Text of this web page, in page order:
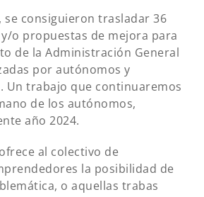
se consiguieron trasladar 36
o propuestas de mejora para
de la Administración General
por autónomos y
Un trabajo que continuaremos
de los autónomos,
año 2024.
al colectivo de
la posibilidad de
o aquellas trabas